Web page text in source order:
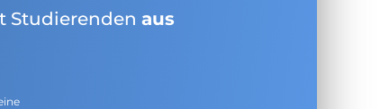
Studierendenaus